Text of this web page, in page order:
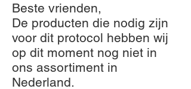
Beste vrienden,
De producten die nodig zijn
voor dit protocol hebben wij
op dit moment nog niet in
ons assortiment in
Nederland.